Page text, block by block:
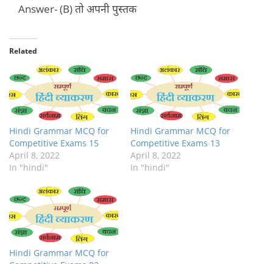
Answer- (B) तो अपनी पुस्तक
Related
Hindi Grammar MCQ for
Competitive Exams 15
April 8, 2022
In "hindi"
Hindi Grammar MCQ for
Competitive Exams 13
April 8, 2022
In "hindi"
Hindi Grammar MCQ for